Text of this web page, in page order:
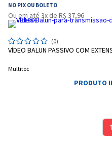
NO PIX OU BOLETO
Ou em até 3x de R$ 37,96
(0)
VÍDEO BALUN PASSIVO COM
Multitoc
PRODUTO
1